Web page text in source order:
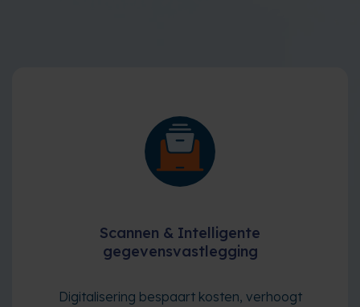
Scannen & Intelligente
gegevensvastlegging
Digitalisering bespaart kosten, verhoogt